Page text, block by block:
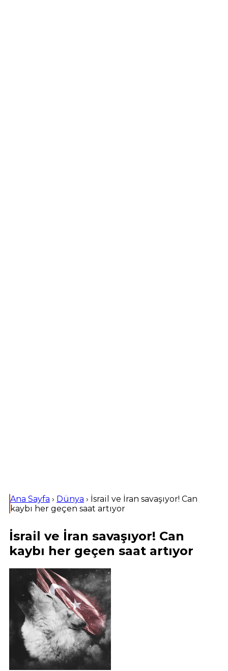
Ana Sayfa › Dünya › İsrail ve İran savaşıyor! Can
kaybı her geçen saat artıyor
İsrail ve İran savaşıyor! Can
kaybı her geçen saat artıyor